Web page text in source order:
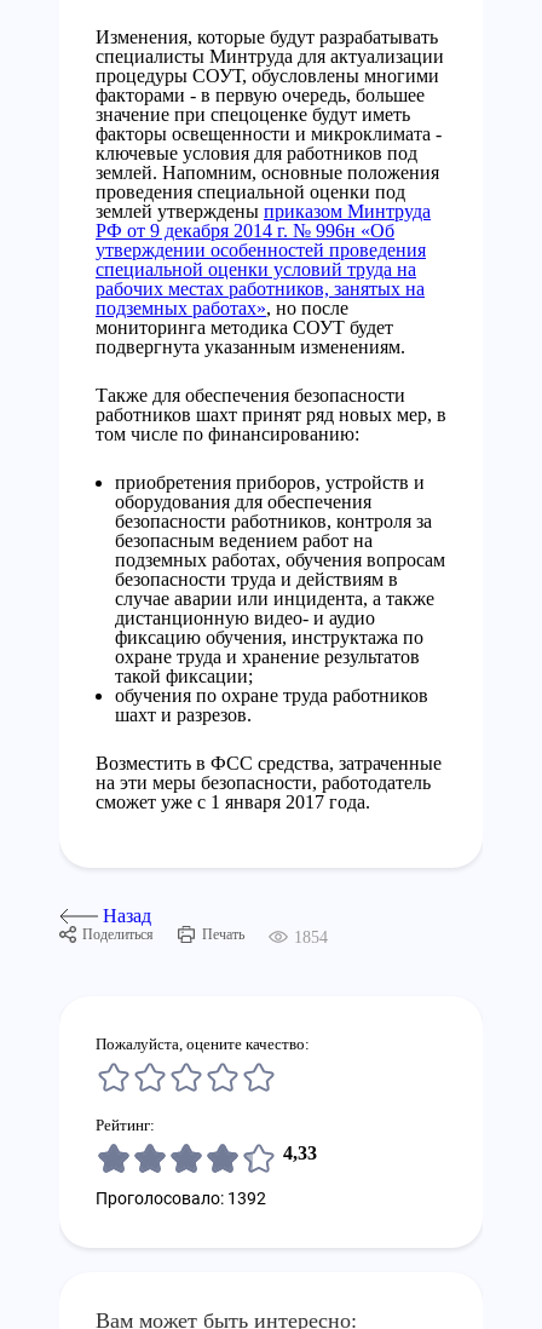
Изменения, которые будут разрабатывать
специалисты Минтруда для актуализации
процедуры СОУТ, обусловлены многими
факторами - в первую очередь, большее
значение при спецоценке будут иметь
факторы освещенности и микроклимата -
ключевые условия для работников под
землей. Напомним, основные положения
проведения специальной оценки под
землей утверждены приказом Минтруда
РФ от 9 декабря 2014 г. № 996н «Об
утверждении особенностей проведения
специальной оценки условий труда на
рабочих местах работников, занятых на
подземных работах», но после
мониторинга методика СОУТ будет
подвергнута указанным изменениям.
Также для обеспечения безопасности
работников шахт принят ряд новых мер, в
том числе по финансированию:
приобретения приборов, устройств и
оборудования для обеспечения
безопасности работников, контроля за
безопасным ведением работ на
подземных работах, обучения вопросам
безопасности труда и действиям в
случае аварии или инцидента, а также
дистанционную видео- и аудио
фиксацию обучения, инструктажа по
охране труда и хранение результатов
такой фиксации;
обучения по охране труда работников
шахт и разрезов.
Возместить в ФСС средства, затраченные
на эти меры безопасности, работодатель
сможет уже с 1 января 2017 года.
Назад
Поделиться Печать 1854
Пожалуйста, оцените качество:
Рейтинг:
4,33
Проголосовало: 1392
Вам может быть интересно: